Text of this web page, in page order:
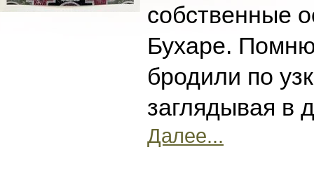
собственные
Бухаре.
бродили по
заглядывая в
Далее...